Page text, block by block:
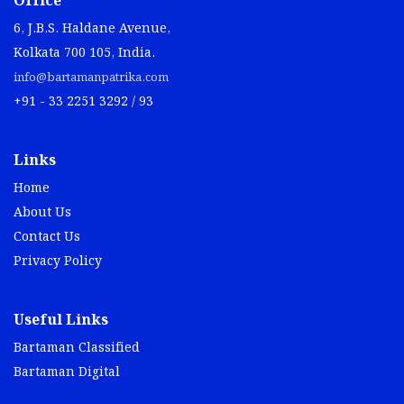
6, J.B.S. Haldane Avenue,
Kolkata 700 105, India.
info@bartamanpatrika.com
+91 - 33 2251 3292 / 93
Links
Home
About Us
Contact Us
Privacy Policy
Useful Links
Bartaman Classified
Bartaman Digital